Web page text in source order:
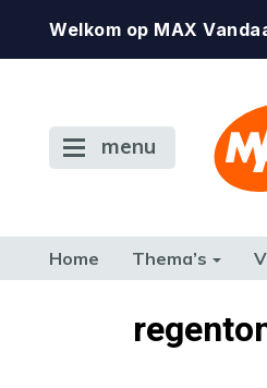
Welkom op MAX
menu
Home Thema’s
TERUG NAAR TOEN